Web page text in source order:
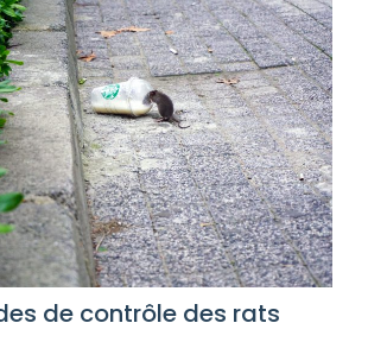
de contrôle des rats